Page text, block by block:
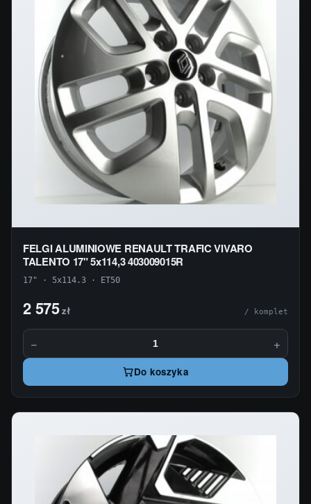
FELGI ALUMINIOWE RENAULT TRAFIC VIVARO
TALENTO 17" 5x114,3 403009015R
17" · 5x114.3 · ET50
2 575zł / komplet
− +
Do koszyka